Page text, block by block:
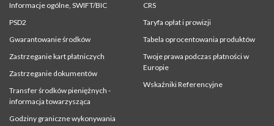
Informacje ogólne, SWIFT/BIC
PSD2
Gwarantowanie środków
Zastrzeganie kart płatniczych
Zastrzeganie dokumentów
Transfer środków pieniężnych -
informacja towarzysząca
Godziny graniczne wykonywania
CRS
Taryfa opłat i prowizji
Tabela oprocentowania produktów
Twoje prawa podczas płatności w
Europie
Wskaźniki Referencyjne